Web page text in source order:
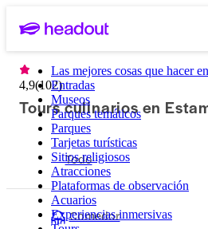
Las mejores cosas que hacer
Entradas
Museos
Parques temáticos
Parques
Tarjetas turísticas
Sitios religiosos
Atracciones
Plataformas de observación
Acuarios
Experiencias inmersivas
4,9(102)
Tours culinarios en
Todo
Comedor